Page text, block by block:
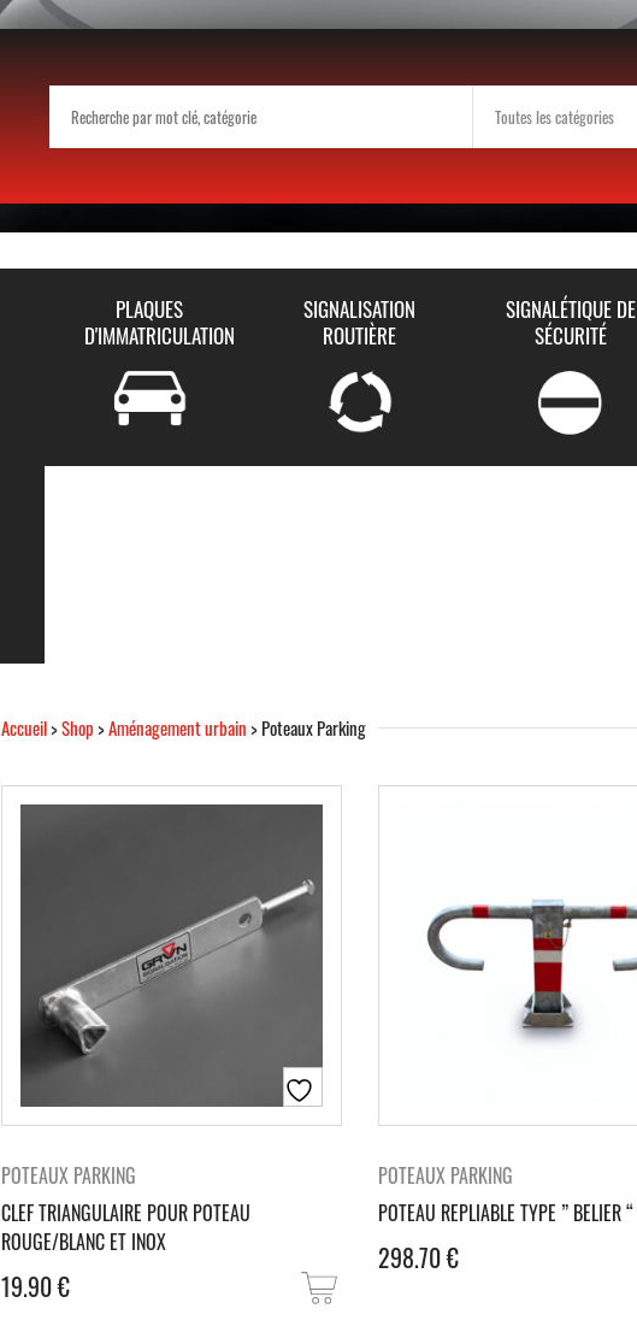
PLAQUES
D'IMMATRICULATION
SIGNALISATION
ROUTIÈRE
SIGNALÉTIQUE DE
SÉCURITÉ
Accueil>Shop>Aménagement urbain> Poteaux Parking
POTEAUX PARKING
CLEF TRIANGULAIRE POUR POTEAU
ROUGE/BLANC ET INOX
19.90€
POTEAUX PARKING
POTEAU REPLIABLE TYPE ” BELIER “
298.70€